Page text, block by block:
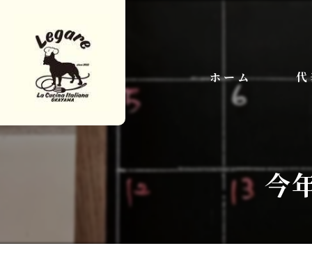
ホーム
今